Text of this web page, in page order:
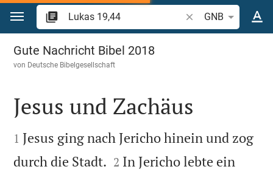
Zum Inhalt springen
Bibelstelle oder
GNB
Lukas 19
Gute Nachricht Bibel 2018
von Deutsche Bibelgesellschaft

Jesus und Zachäus

1 Jesus ging nach Jericho hinein und zog
durch die Stadt. 

2 In Jericho lebte ein